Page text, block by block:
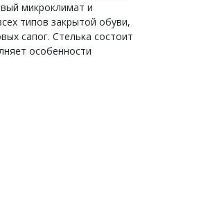
микроклимат и
типов закрытой обуви,
сапог. Стелька состоит
особенности